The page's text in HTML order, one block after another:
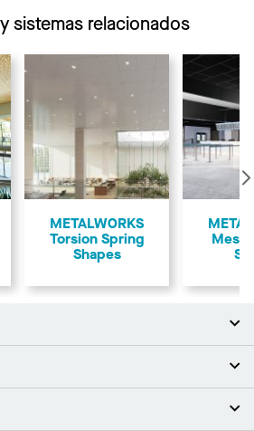
sistemas relacionados
METALWORKS
Torsion Spring
Shapes
Mesh